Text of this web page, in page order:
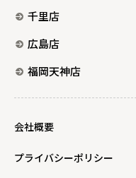
千里店
広島店
福岡天神店
会社概要
プライバシーポリシー